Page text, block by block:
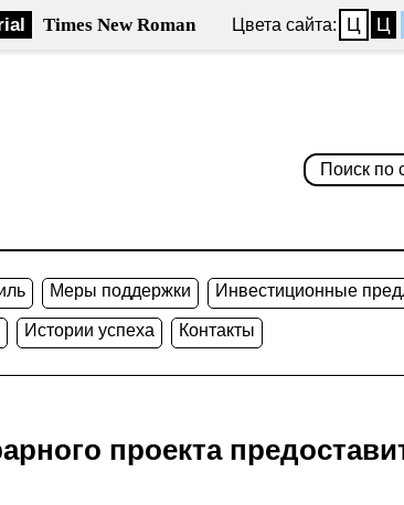
Times New Roman Цвета сайта: Ц Ц
Меры поддержки Инвестиционные
Истории успеха Контакты
проекта